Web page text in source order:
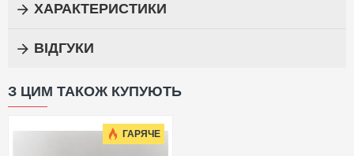
ХАРАКТЕРИСТИКИ
ВІДГУКИ
З ЦИМ ТАКОЖ КУПУЮТЬ
ГАРЯЧЕ